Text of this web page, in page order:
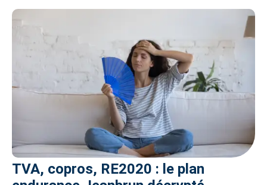
TVA, copros, RE2020 : le plan